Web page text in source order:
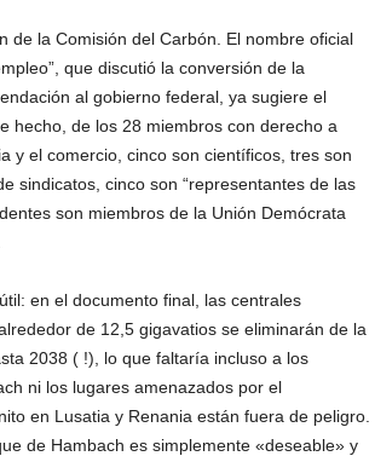
de la Comisión del Carbón. El nombre oficial
que discutió la conversión de la
al gobierno federal, ya sugiere el
hecho, de los 28 miembros con derecho a
y el comercio, cinco son científicos, tres son
sindicatos, cinco son “representantes de las
son miembros de la Unión Demócrata
en el documento final, las centrales
de 12,5 gigavatios se eliminarán de la
2038 ( !), lo que faltaría incluso a los
ni los lugares amenazados por el
en Lusatia y Renania están fuera de peligro.
de Hambach es simplemente «deseable» y